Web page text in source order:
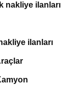
nakliye ilanları
ilanları